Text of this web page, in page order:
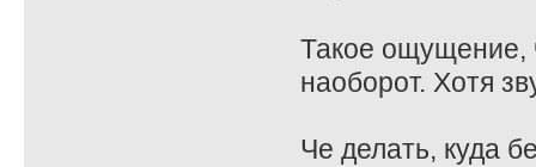
Такое ощущение,
наоборот. Хотя
Че делать, куда